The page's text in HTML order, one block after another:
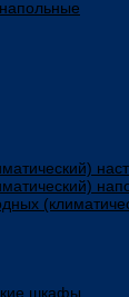
шкафы